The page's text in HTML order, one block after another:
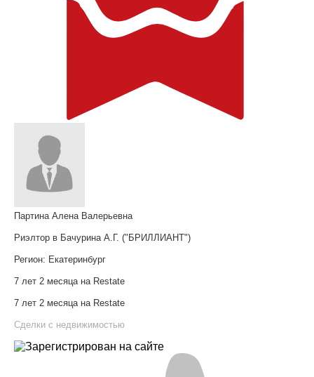
Партина Алена Валерьевна
Риэлтор в Бачурина А.Г. ("БРИЛЛИАНТ")
Регион: Екатеринбург
7 лет 2 месяца на Restate
7 лет 2 месяца на Restate
Сделки с недвижимостью